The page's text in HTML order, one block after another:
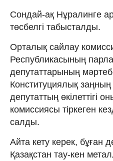
Сондай-ақ Нұралинге
төсбелгі табысталды.
Орталық сайлау
Республикасының
депутаттарының
Конституциялық
депутаттың өкілеттігі
комиссиясы тіркеген
салды.
Айта кету керек, бұған
Қазақстан тау-кен